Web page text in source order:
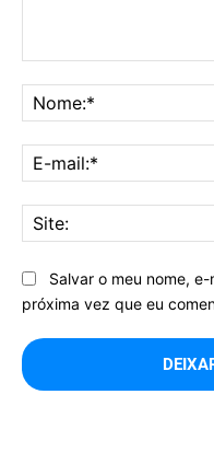
Salvar o meu nome,
próxima vez que eu